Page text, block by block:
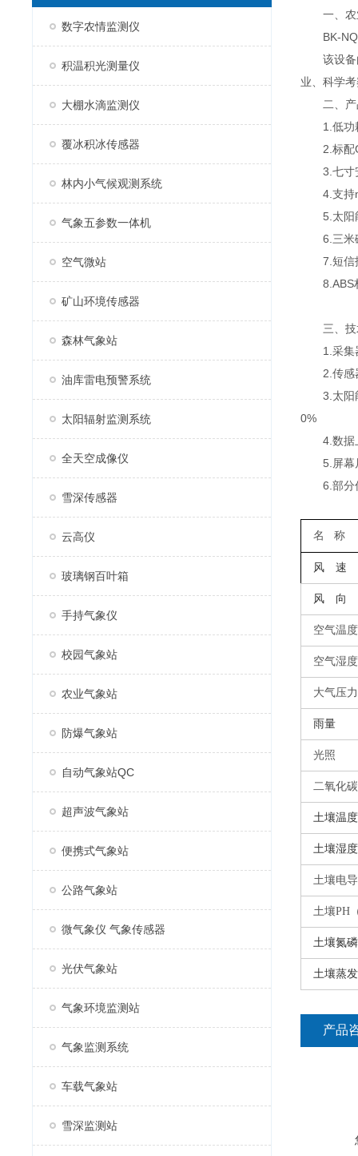
数字农情监测仪
积温积光测量仪
大棚水滴监测仪
覆冰积冰传感器
林内小气候观测系统
气象五参数一体机
空气微站
矿山环境传感器
森林气象站
油库雷电预警系统
太阳辐射监测系统
全天空成像仪
雪深传感器
云高仪
玻璃钢百叶箱
手持气象仪
校园气象站
农业气象站
防爆气象站
自动气象站QC
超声波气象站
便携式气象站
公路气象站
微气象仪 气象传感器
光伏气象站
气象环境监测站
气象监测系统
车载气象站
雪深监测站
一、
BK-
该设备由
业、科学
二、产
1.低功耗
2.标配
3.七寸安
4.支持
5.太阳能
6.三米碳
7.短信报
8.ABS材
三、技
1.采集器
2.传感器
3.太阳能
0%
4.数据上
5.屏幕尺
6.部分
名 称
风 速
风 向
空气温度
空气湿度
大气压力
雨量
光照
二氧化碳
土壤温度
土壤湿度
土壤电
土壤PH
土壤氮
土壤蒸
产品